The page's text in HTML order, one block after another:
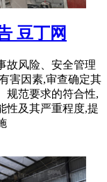
豆丁网
故风险、安全管理
害因素,审查确定其
规范要求的符合性,
性及其严重程度,提